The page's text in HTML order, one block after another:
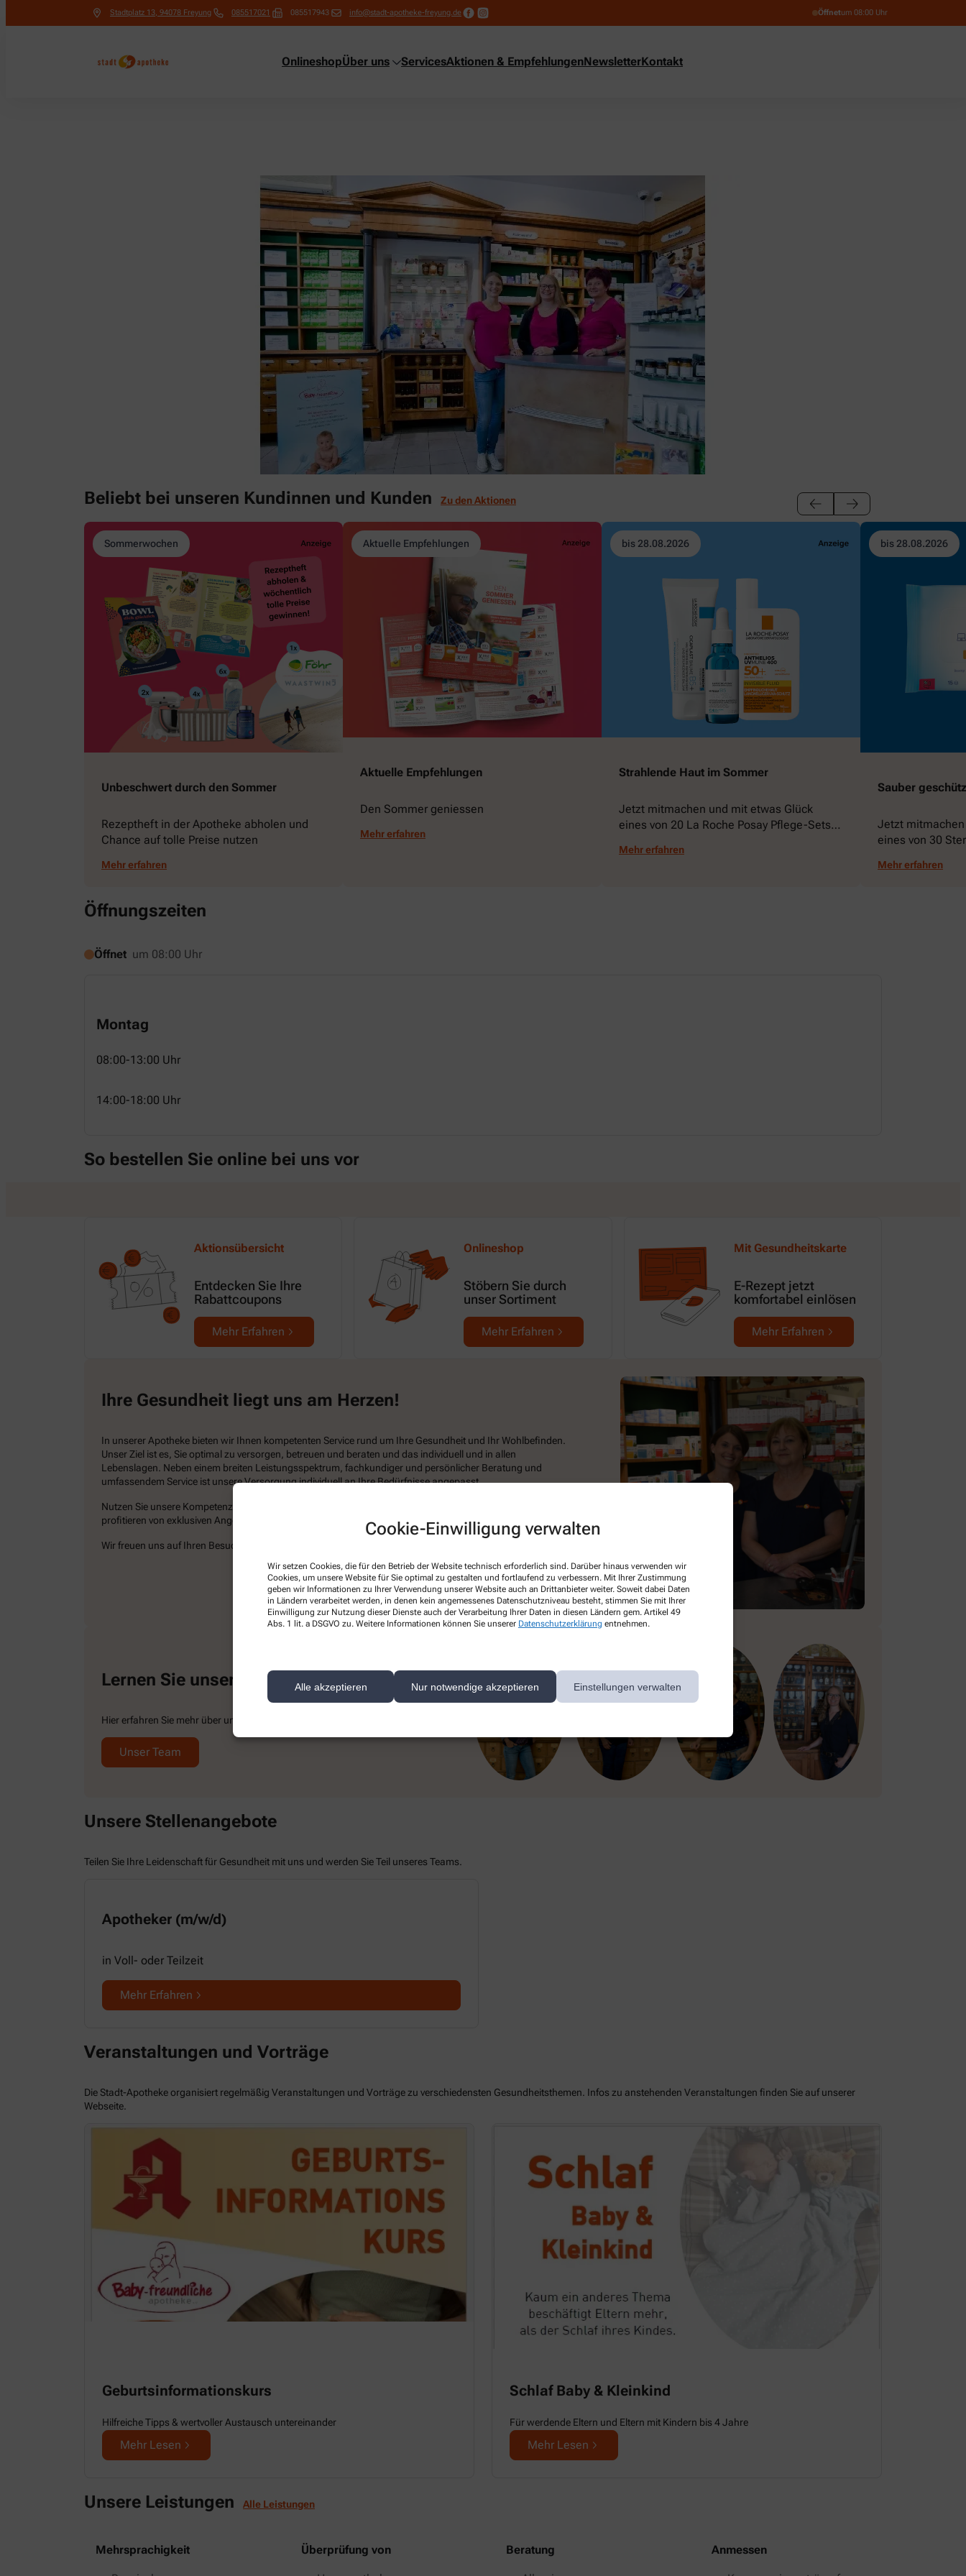
Cookie-Einwilligung verwalten
Wir setzen Cookies, die für den Betrieb der Website technisch erforderlich sind. Darüber hinaus verwenden wir
Cookies, um unsere Website für Sie optimal zu gestalten und fortlaufend zu verbessern. Mit Ihrer Zustimmung
geben wir Informationen zu Ihrer Verwendung unserer Website auch an Drittanbieter weiter. Soweit dabei Daten
in Ländern verarbeitet werden, in denen kein angemessenes Datenschutzniveau besteht, stimmen Sie mit Ihrer
Einwilligung zur Nutzung dieser Dienste auch der Verarbeitung Ihrer Daten in diesen Ländern gem. Artikel 49
Abs. 1 lit. a DSGVO zu. Weitere Informationen können Sie unserer Datenschutzerklärung entnehmen.
Alle akzeptieren Nur notwendige akzeptieren Einstellungen verwalten
Stadtplatz 13, 94078 Freyung 085517021 085517943 info@stadt-apotheke-freyung.de Öffnetum 08:00 Uhr
OnlineshopÜber uns ServicesAktionen & EmpfehlungenNewsletterKontakt
Beliebt bei unseren Kundinnen und Kunden Zu den Aktionen
Sommerwochen
Unbeschwert durch den Sommer
Rezeptheft in der Apotheke abholen und
Chance auf tolle Preise nutzen
Mehr erfahren
Aktuelle Empfehlungen
Aktuelle Empfehlungen
Den Sommer geniessen
Mehr erfahren
bis 28.08.2026
Strahlende Haut im Sommer
Jetzt mitmachen und mit etwas Glück
eines von 20 La Roche Posay Pflege-Sets
Mehr erfahren
bis 28.08.2026
Sauber
Jetzt
eines von 30
Mehr erfahren
Öffnungszeiten
Öffnet um 08:00 Uhr
Montag
08:00-13:00 Uhr
14:00-18:00 Uhr
So bestellen Sie online bei uns vor
Aktionsübersicht
Entdecken Sie Ihre
Rabattcoupons
Mehr Erfahren
Onlineshop
Stöbern Sie durch
unser Sortiment
Mehr Erfahren
Mit Gesundheitskarte
E-Rezept jetzt
komfortabel einlösen
Mehr Erfahren
Ihre Gesundheit liegt uns am Herzen!
In unserer Apotheke bieten wir Ihnen kompetenten Service rund um Ihre Gesundheit und Ihr Wohlbefinden.
Unser Ziel ist es, Sie optimal zu versorgen, betreuen und beraten und das individuell und in allen
Lebenslagen. Neben einem breiten Leistungsspektrum, fachkundiger und persönlicher Beratung und
umfassendem Service ist unsere Versorgung individuell an Ihre Bedürfnisse angepasst.
Nutzen Sie unsere Kompetenz nicht nur vor Ort, sondern auch online. So sparen Sie doppelte Wege und
profitieren von exklusiven Angeboten.
Wir freuen uns auf Ihren Besuch!
Lernen Sie unser Team kennen
Hier erfahren Sie mehr über uns und unsere Teammitglieder.
Unser Team
Unsere Stellenangebote
Teilen Sie Ihre Leidenschaft für Gesundheit mit uns und werden Sie Teil unseres Teams.
Apotheker (m/w/d)
in Voll- oder Teilzeit
Mehr Erfahren
Veranstaltungen und Vorträge
Die Stadt-Apotheke organisiert regelmäßig Veranstaltungen und Vorträge zu verschiedensten Gesundheitsthemen. Infos zu anstehenden Veranstaltungen finden Sie auf unserer
Webseite.
Geburtsinformationskurs
Hilfreiche Tipps & wertvoller Austausch untereinander
Mehr Lesen
Schlaf Baby & Kleinkind
Für werdende Eltern und Eltern mit Kindern bis 4 Jahre
Mehr Lesen
Unsere Leistungen Alle Leistungen
Mehrsprachigkeit Überprüfung von Beratung Anmessen